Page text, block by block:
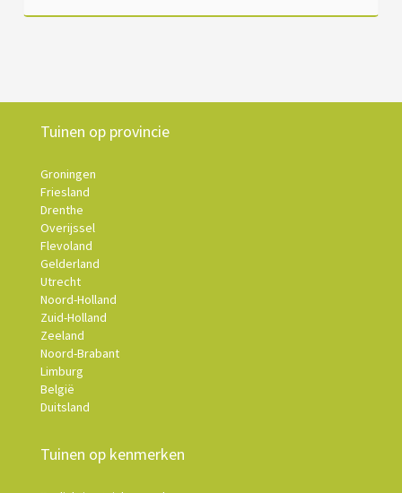
Tuinen op provincie
Groningen
Friesland
Drenthe
Overijssel
Flevoland
Gelderland
Utrecht
Noord-Holland
Zuid-Holland
Zeeland
Noord-Brabant
Limburg
België
Duitsland
Tuinen op kenmerken